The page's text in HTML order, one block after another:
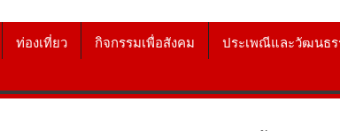
ท่องเที่ยว กิจกรรมเพื่อสังคม ประเพณีและวัฒนธร